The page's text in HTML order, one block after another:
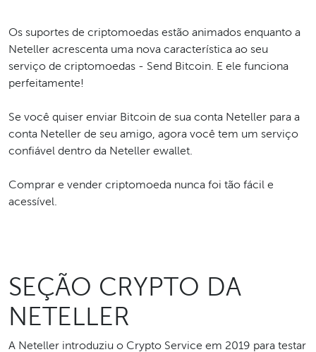
Os suportes de criptomoedas estão animados enquanto a
Neteller acrescenta uma nova característica ao seu
serviço de criptomoedas - Send Bitcoin. E ele funciona
perfeitamente!
Se você quiser enviar Bitcoin de sua conta Neteller para a
conta Neteller de seu amigo, agora você tem um serviço
confiável dentro da Neteller ewallet.
Comprar e vender criptomoeda nunca foi tão fácil e
acessível.
SEÇÃO CRYPTO DA
NETELLER
A Neteller introduziu o Crypto Service em 2019 para testar